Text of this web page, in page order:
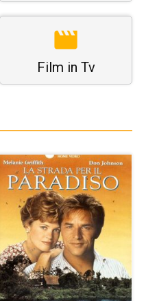
Film in Tv